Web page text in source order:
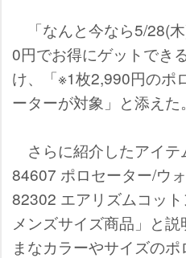
「なんと今なら5/28(
0円でお得にゲットでき
け、「※1枚2,990円のポ
ーターが対象」と添えた。
さらに紹介したアイテ
84607 ポロセーター/ウ
82302 エアリズムコッ
メンズサイズ商品」と
まなカラーやサイズの